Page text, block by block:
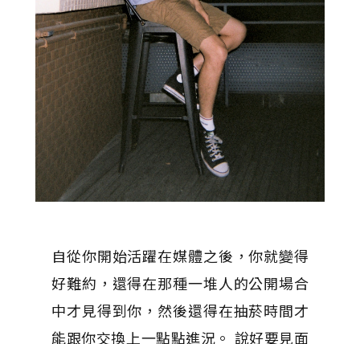
自從你開始活躍在媒體之後，你就變得
好難約，還得在那種一堆人的公開場合
中才見得到你，然後還得在抽菸時間才
能跟你交換上一點點進況。 說好要見面